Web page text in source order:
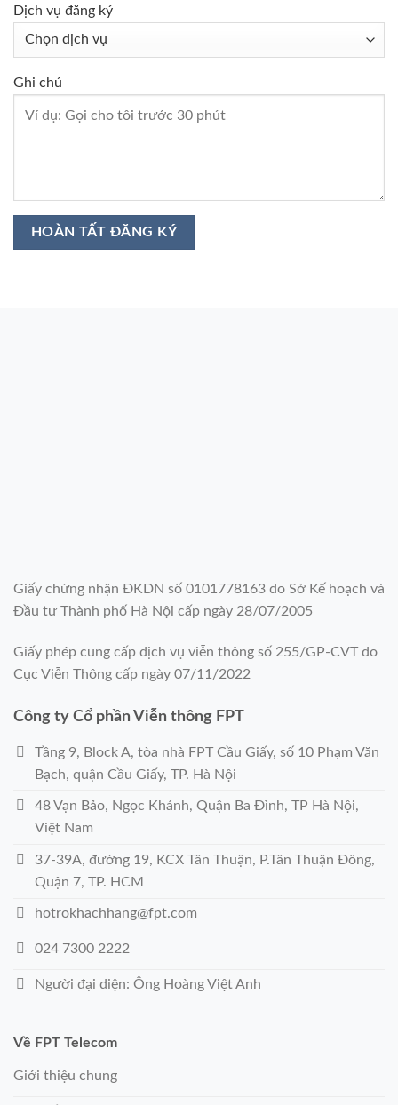
Dịch vụ đăng ký
Ghi chú
Giấy chứng nhận ĐKDN số 0101778163 do Sở Kế hoạch và
Đầu tư Thành phố Hà Nội cấp ngày 28/07/2005
Giấy phép cung cấp dịch vụ viễn thông số 255/GP-CVT do
Cục Viễn Thông cấp ngày 07/11/2022
Công ty Cổ phần Viễn thông FPT
Tầng 9, Block A, tòa nhà FPT Cầu Giấy, số 10 Phạm Văn
Bạch, quận Cầu Giấy, TP. Hà Nội
48 Vạn Bảo, Ngọc Khánh, Quận Ba Đình, TP Hà Nội,
Việt Nam
37-39A, đường 19, KCX Tân Thuận, P.Tân Thuận Đông,
Quận 7, TP. HCM
hotrokhachhang@fpt.com
024 7300 2222
Người đại diện: Ông Hoàng Việt Anh
Về FPT Telecom
Giới thiệu chung